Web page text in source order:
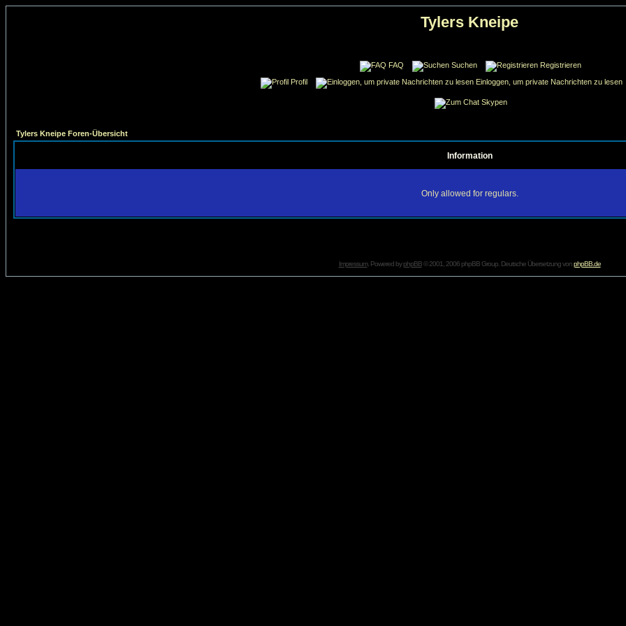
Tylers Kneipe
FAQ Suchen
Registrieren
Profil
Einloggen, um private Nachrichten zu lesen
Skypen
Tylers Kneipe Foren-Übersicht
Information
Only allowed for regulars.
Impressum. Powered byphpBB© 2001, 2006 phpBB Group. Deutsche Übersetzung vonphpBB.de